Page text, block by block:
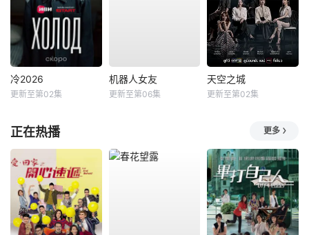
冷2026
更新至第02集
机器人女友
更新至第06集
天空之城
更新至第02集
正在热播 更多